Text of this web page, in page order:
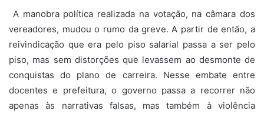
A manobra política realizada na votação, na câmara dos
vereadores, mudou o rumo da greve. A partir de então, a
reivindicação que era pelo piso salarial passa a ser pelo
piso, mas sem distorções que levassem ao desmonte de
conquistas do plano de carreira. Nesse embate entre
docentes e prefeitura, o governo passa a recorrer não
apenas às narrativas falsas, mas também à violência